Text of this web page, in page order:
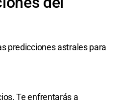
predicciones astrales para
Te enfrentarás a